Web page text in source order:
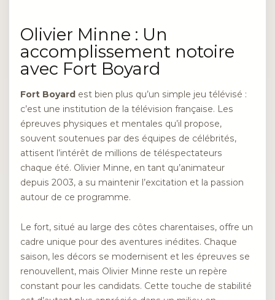
Olivier Minne : Un
accomplissement notoire
avec Fort Boyard
Fort Boyard est bien plus qu’un simple jeu télévisé :
c’est une institution de la télévision française. Les
épreuves physiques et mentales qu’il propose,
souvent soutenues par des équipes de célébrités,
attisent l’intérêt de millions de téléspectateurs
chaque été. Olivier Minne, en tant qu’animateur
depuis 2003, a su maintenir l’excitation et la passion
autour de ce programme.
Le fort, situé au large des côtes charentaises, offre un
cadre unique pour des aventures inédites. Chaque
saison, les décors se modernisent et les épreuves se
renouvellent, mais Olivier Minne reste un repère
constant pour les candidats. Cette touche de stabilité